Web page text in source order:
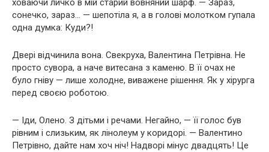
ховаючи личко в мій старий вовняний шарф. — Зараз,
сонечко, зараз… — шепотіла я, а в голові молотком гупала
одна думка: Куди?!
Двері відчинила вона. Свекруха, Валентина Петрівна. Не
просто сувора, а наче витесана з каменю. В її очах не
було гніву — лише холодне, виважене рішення. Як у хірурга
перед своєю роботою.
— Іди, Олено. З дітьми і речами. Негайно, — її голос був
рівним і слизьким, як лінолеум у коридорі. — Валентино
Петрівно, дайте нам хоч ніч! Надворі мінус двадцять! Це